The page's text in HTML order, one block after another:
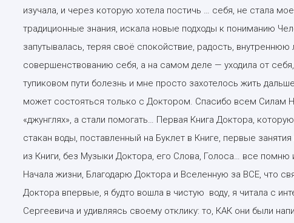
изучала, и через которую хотела постичь … себя, не стала
традиционные знания, искала новые подходы к пониманию
запутывалась, теряя своё спокойствие, радость,
совершенствованию себя, а на самом деле — уходила от
тупиковом пути болезнь и мне просто захотелось жить
может состояться только с Доктором. Спасибо всем Силам
«джунглях», а стали помогать… Первая Книга Доктора,
стакан воды, поставленный на Буклет в Книге, первые
из Книги, без Музыки Доктора, его Слова, Голоса… все
Начала жизни, Благодарю Доктора и Вселенную за ВСЕ, что
Доктора впервые, я будто вошла в чистую воду, я читала с
Сергеевича и удивляясь своему отклику: то, КАК они были